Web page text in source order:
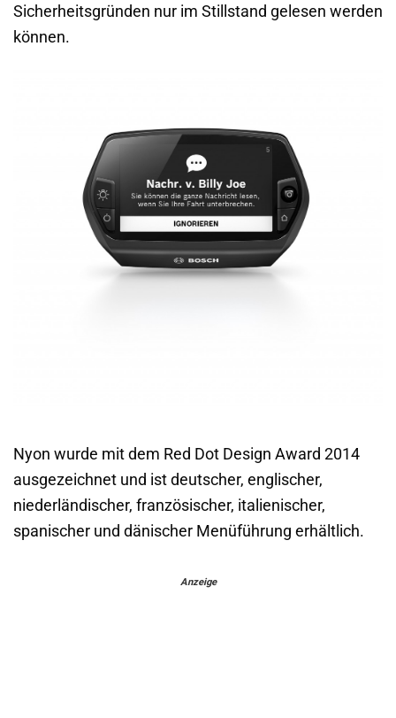
Sicherheitsgründen nur im Stillstand gelesen werden
können.
Nyon wurde mit dem Red Dot Design Award 2014
ausgezeichnet und ist deutscher, englischer,
niederländischer, französischer, italienischer,
spanischer und dänischer Menüführung erhältlich.
Anzeige